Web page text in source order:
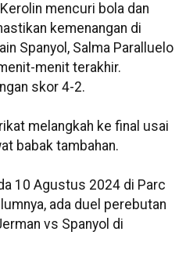
mencuri bola dan
kemenangan di
Spanyol, Salma Paralluelo
menit terakhir.
skor 4-2.
melangkah ke final usai
babak tambahan.
10 Agustus 2024 di Parc
ada duel perebutan
vs Spanyol di